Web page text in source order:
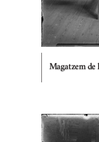
Magatzem